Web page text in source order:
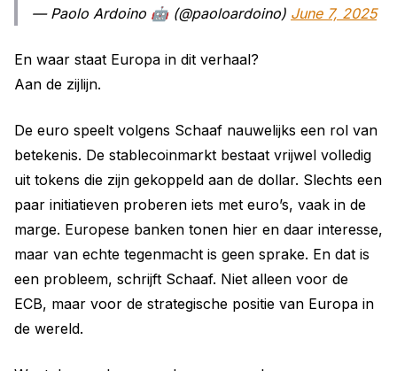
— Paolo Ardoino 🤖 (@paoloardoino) June 7, 2025
En waar staat Europa in dit verhaal?
Aan de zijlijn.
De euro speelt volgens Schaaf nauwelijks een rol van
betekenis. De stablecoinmarkt bestaat vrijwel volledig
uit tokens die zijn gekoppeld aan de dollar. Slechts een
paar initiatieven proberen iets met euro’s, vaak in de
marge. Europese banken tonen hier en daar interesse,
maar van echte tegenmacht is geen sprake. En dat is
een probleem, schrijft Schaaf. Niet alleen voor de
ECB, maar voor de strategische positie van Europa in
de wereld.